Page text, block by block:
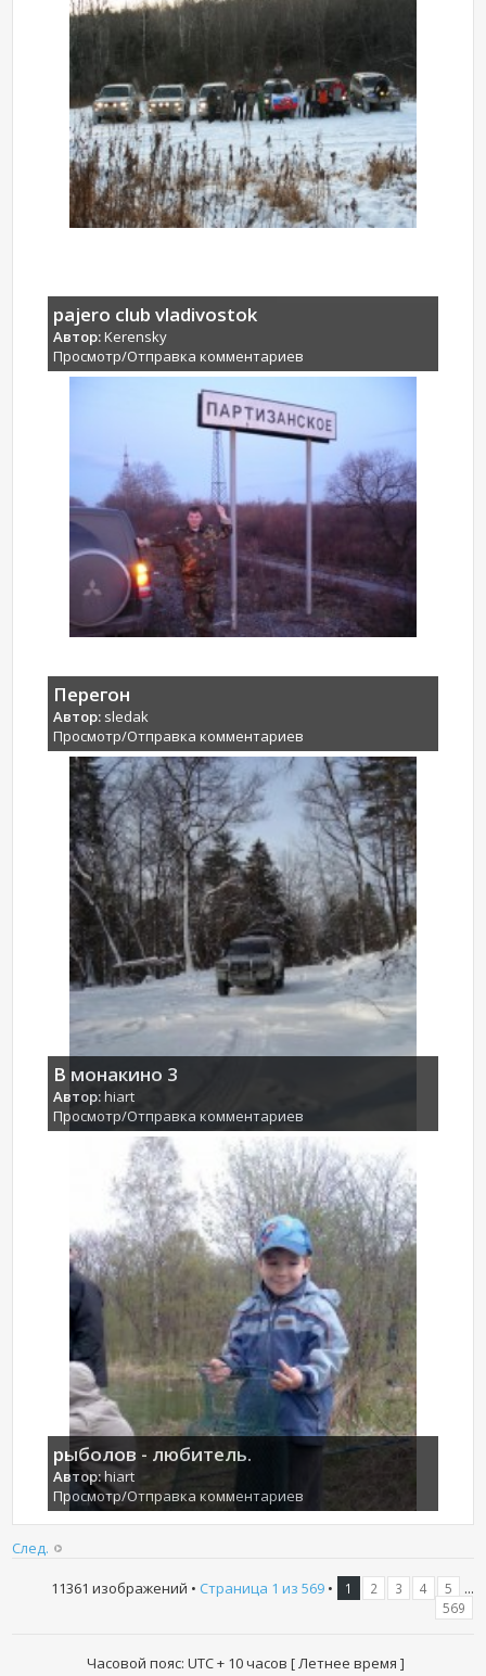
pajero club vladivostok
Автор:Kerensky
Просмотр/Отправка комментариев
Перегон
Автор: sledak
Просмотр/Отправка комментариев
В монакино 3
Автор:hiart
Просмотр/Отправка комментариев
рыболов - любитель.
Автор:hiart
Просмотр/Отправка комментариев
След.
11361 изображений • Страница 1 из 569• 1 2 3 4 5 ...
569
Часовой пояс: UTC + 10 часов [ Летнее время ]